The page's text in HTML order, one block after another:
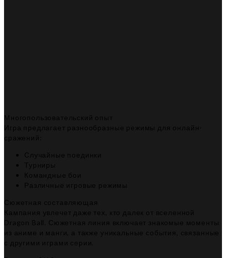
Многопользовательский опыт
Игра предлагает разнообразные режимы для онлайн-
сражений:
Случайные поединки
Турниры
Командные бои
Различные игровые режимы
Сюжетная составляющая
Кампания увлечет даже тех, кто далек от вселенной
Dragon Ball. Сюжетная линия включает знакомые моменты
из аниме и манги, а также уникальные события, связанные
с другими играми серии.